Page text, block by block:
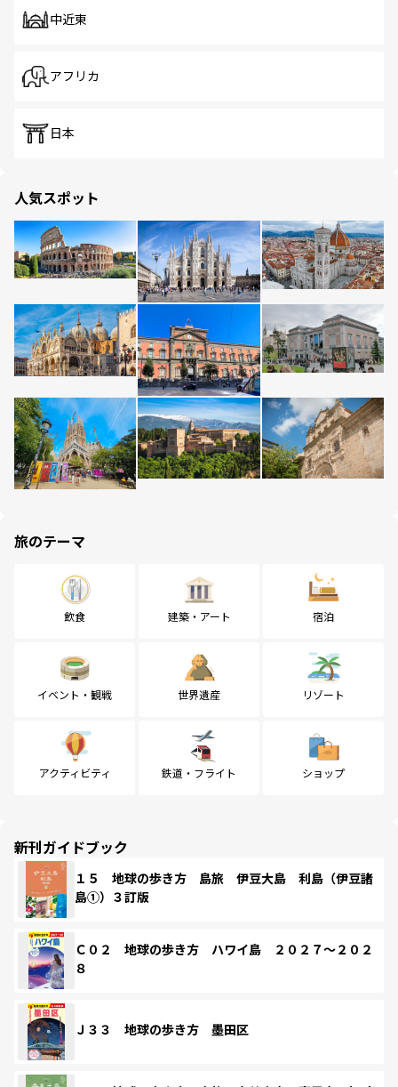
中近東
アフリカ
日本
人気スポット
旅のテーマ
飲食 建築・アート 宿泊
イベント・観戦 世界遺産 リゾート
アクティビティ 鉄道・フライト ショップ
新刊ガイドブック
１５ 地球の歩き方 島旅 伊豆大島 利島（伊豆諸
島①）３訂版
Ｃ０２ 地球の歩き方 ハワイ島 ２０２７～２０２
８
Ｊ３３ 地球の歩き方 墨田区